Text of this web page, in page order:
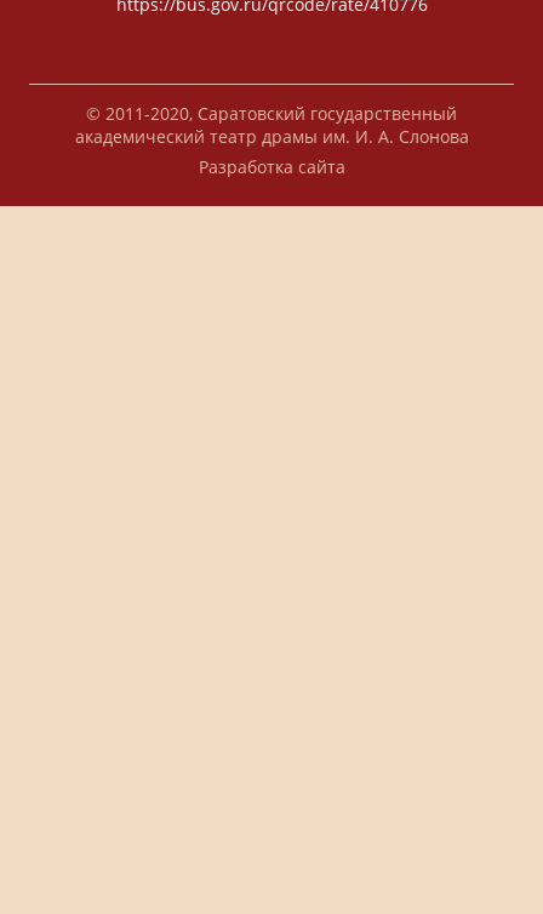
© 2011-2020, Саратовский государственный
академический театр драмы им. И. А. Слонова
Разработка сайта